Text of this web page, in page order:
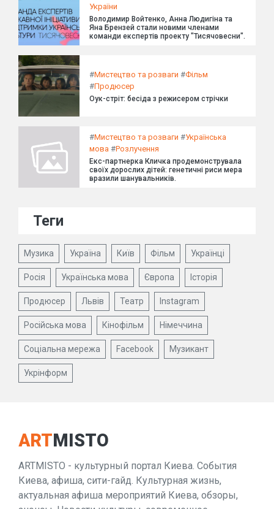
України
Володимир Войтенко, Анна Людигіна та
Яна Брензей стали новими членами
команди експертів проекту "Тисячовесни".
#Мистецтво та розваги #Фільм
#Продюсер
Оук-стріт: бесіда з режисером стрічки
#Мистецтво та розваги #Українська
мова #Розлучення
Екс-партнерка Кличка продемонструвала
своїх дорослих дітей: генетичні риси мера
вразили шанувальників.
Теги
Музика Україна Київ Фільм Українці
Росія Українська мова Європа Історія
Продюсер Львів Театр Instagram
Російська мова Кінофільм Німеччина
Соціальна мережа Facebook Музикант
Укрінформ
ARTMISTO
ARTMISTO - культурный портал Киева. События
Киева, афиша, сити-гайд. Культурная жизнь,
актуальная афиша мероприятий Киева, обзоры,